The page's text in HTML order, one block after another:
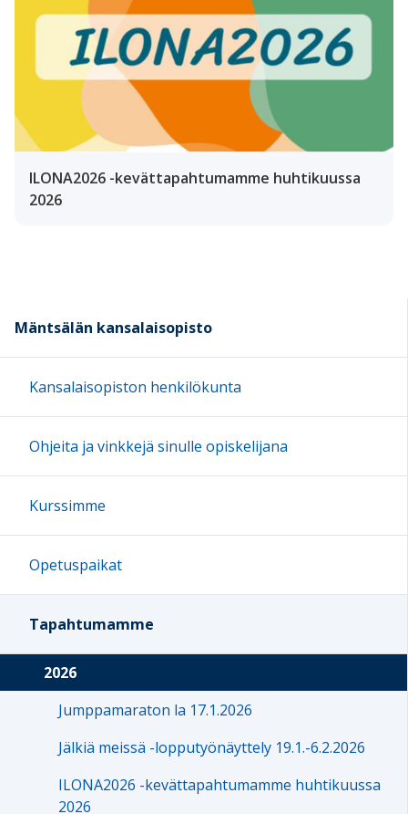
ILONA2026 -kevättapahtumamme huhtikuussa
2026
Mäntsälän kansalaisopisto
Kansalaisopiston henkilökunta
Ohjeita ja vinkkejä sinulle opiskelijana
Kurssimme
Opetuspaikat
Tapahtumamme
2026
Jumppamaraton la 17.1.2026
Jälkiä meissä -lopputyönäyttely 19.1.-6.2.2026
ILONA2026 -kevättapahtumamme huhtikuussa
2026